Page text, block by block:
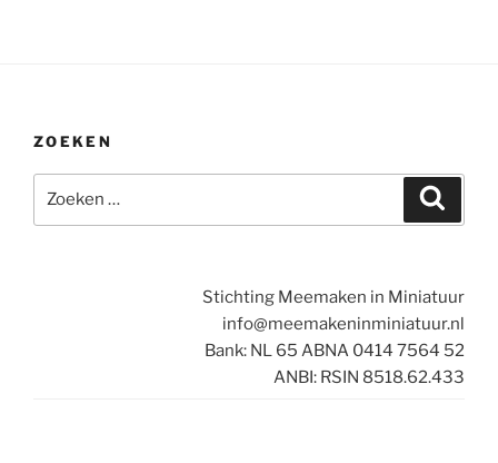
ZOEKEN
naar:
Stichting Meemaken in Miniatuur
info@meemakeninminiatuur.nl
Bank: NL 65 ABNA 0414 7564 52
ANBI: RSIN 8518.62.433